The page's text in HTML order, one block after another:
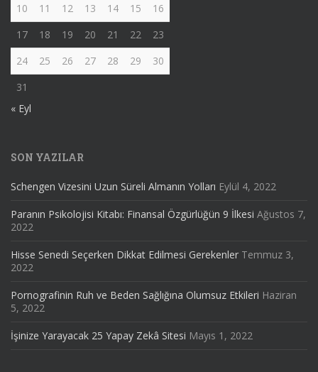
10
11 12 13 14 15
16
17
18 19 20 21 22
23
24
25 26 27 28 29
30
31
« Eyl
SON YAZILAR
Schengen Vizesini Uzun Süreli Almanın Yolları Eylül 4, 2022
Paranın Psikolojisi Kitabı: Finansal Özgürlüğün 9 İlkesi Ağustos 7,
2022
Hisse Senedi Seçerken Dikkat Edilmesi Gerekenler Temmuz 3,
2022
Pornografinin Ruh ve Beden Sağlığına Olumsuz Etkileri Haziran
5, 2022
İşinize Yarayacak 25 Yapay Zekâ Sitesi Mayıs 1, 2022